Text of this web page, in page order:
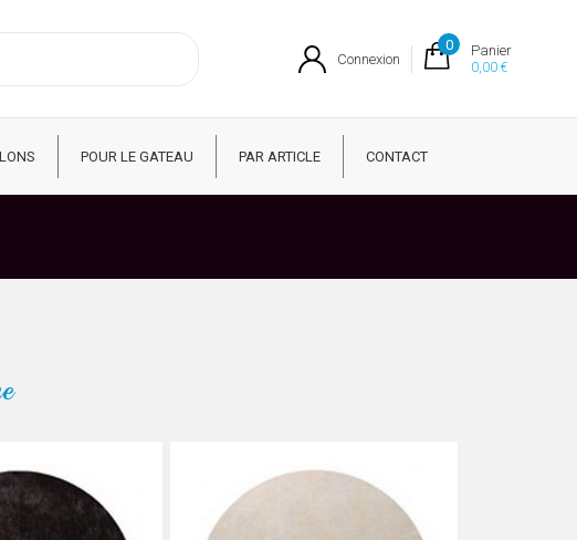
Connexion
0 Panier
0,00 €
POUR LE GATEAU PAR ARTICLE CONTACT